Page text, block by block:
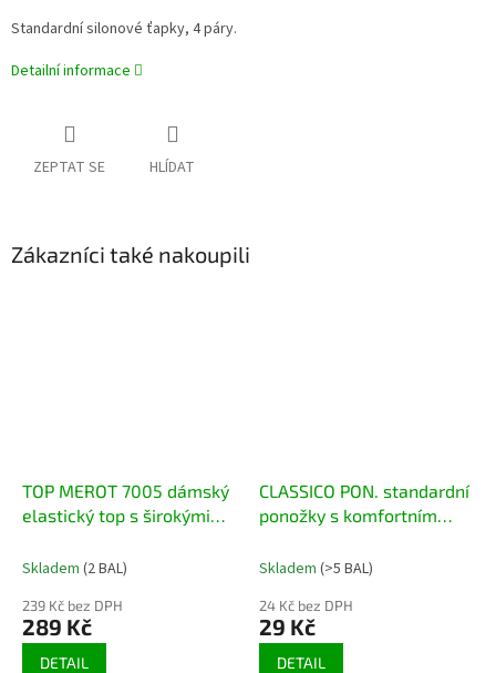
Standardní silonové ťapky, 4 páry.
Detailní informace
ZEPTAT SE HLÍDAT
Zákazníci také nakoupili
TOP MEROT 7005 dámský
elastický top s širokými
Skladem (2 BAL)
239 Kč bez DPH
289 Kč
DETAIL
CLASSICO PON. standardní
ponožky s komfortním
Skladem (>5 BAL)
24 Kč bez DPH
29 Kč
DETAIL